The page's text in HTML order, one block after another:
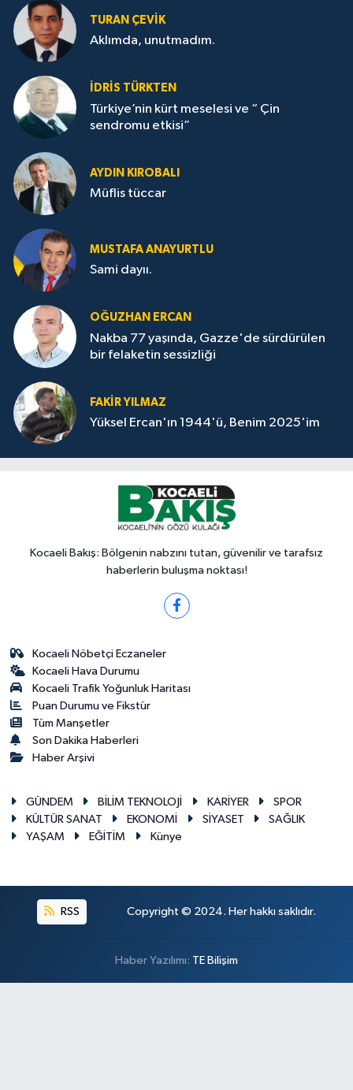
TURAN ÇEVİK
Aklımda, unutmadım.
İDRİS TÜRKTEN
Türkiye’nin kürt meselesi ve “ Çin
sendromu etkisi”
AYDIN KIROBALI
Müflis tüccar
MUSTAFA ANAYURTLU
Sami dayıı.
OĞUZHAN ERCAN
Nakba 77 yaşında, Gazze'de sürdürülen
bir felaketin sessizliği
FAKİR YILMAZ
Yüksel Ercan'ın 1944'ü, Benim 2025'im
Kocaeli Bakış: Bölgenin nabzını tutan, güvenilir ve tarafsız
haberlerin buluşma noktası!
Kocaeli Nöbetçi Eczaneler
Kocaeli Hava Durumu
Kocaeli Trafik Yoğunluk Haritası
Puan Durumu ve Fikstür
Tüm Manşetler
Son Dakika Haberleri
Haber Arşivi
GÜNDEM BİLİM TEKNOLOJİ KARİYER
SPOR
KÜLTÜR SANAT
EKONOMİ SİYASET
SAĞLIK
YAŞAM
EĞİTİM Künye
RSS Copyright © 2024. Her hakkı saklıdır.
Haber Yazılımı: TE Bilişim